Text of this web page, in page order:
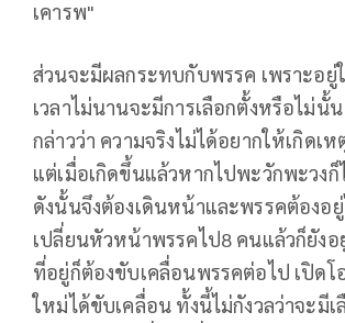
เคารพ"
ส่วนจะมีผลกระทบกับพรรค เพราะอยู่
เวลาไม่นานจะมีการเลือกตั้งหรือไม่นั้
กล่าวว่า ความจริงไม่ได้อยากให้เกิดเ
แต่เมื่อเกิดขึ้นแล้วหากไปพะวักพะวง
ดังนั้นจึงต้องเดินหน้าและพรรคต้องอ
เปลี่ยนหัวหน้าพรรคไป8 คนแล้วก็ยัง
ที่อยู่ก็ต้องขับเคลื่อนพรรคต่อไป เปิดโ
ใหม่ได้ขับเคลื่อน ทั้งนี้ไม่กังวลว่าจะมี